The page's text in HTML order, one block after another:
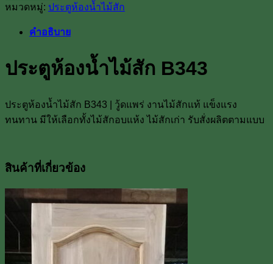
ห้องน้ำ
สัก
ชิ้น
หมวดหมู่: ประตูห้องน้ำไม้สัก
คำอธิบาย
ประตูห้องน้ำไม้สัก B343
ประตูห้องน้ำไม้สัก B343 | วู้ดแพร่ งานไม้สักแท้ แข็งแรง
ทนทาน มีให้เลือกทั้งไม้สักอบแห้ง ไม้สักเก่า รับสั่งผลิตตามแบบ
สินค้าที่เกี่ยวข้อง